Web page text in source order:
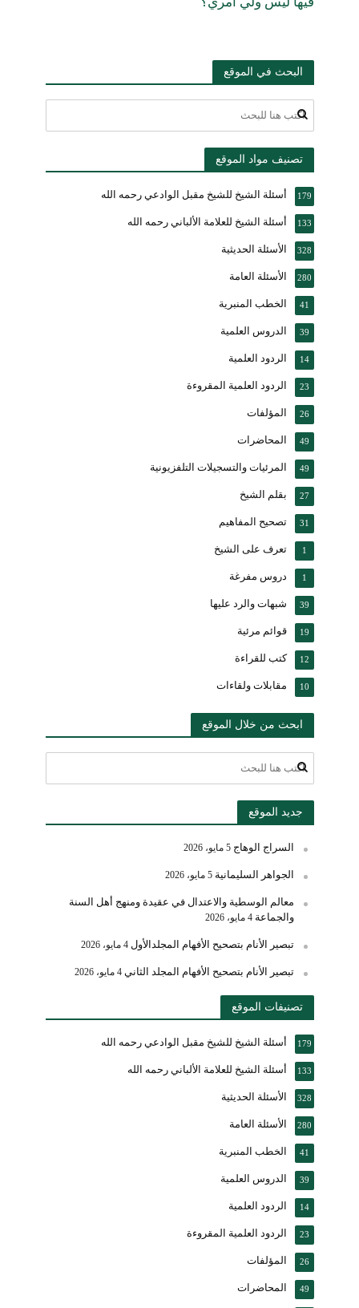
البحث في الموقع
تصنيف مواد الموقع
أسئلة الشيخ للشيخ مقبل الوادعي رحمه الله 179
أسئلة الشيخ للعلامة الألباني رحمه الله 133
الأسئلة الحديثية 328
الأسئلة العامة 280
الخطب المنبرية 41
الدروس العلمية 39
الردود العلمية 14
الردود العلمية المقروءة 23
المؤلفات 26
المحاضرات 49
المرئيات والتسجيلات التلفزيونية 49
بقلم الشيخ 27
تصحيح المفاهيم 31
تعرف على الشيخ 1
دروس مفرغة 1
شبهات والرد عليها 39
قوائم مرئية 19
كتب للقراءة 12
مقابلات ولقاءات 10
ابحث من خلال الموقع
جديد الموقع
السراج الوهاج 5 مايو، 2026
الجواهر السليمانية 5 مايو، 2026
معالم الوسطية والاعتدال في عقيدة ومنهج أهل السنة
والجماعة 4 مايو، 2026
تبصير الأنام بتصحيح الأفهام المجلدالأول 4 مايو، 2026
تبصير الأنام بتصحيح الأفهام المجلد الثاني 4 مايو، 2026
تصنيفات الموقع
أسئلة الشيخ للشيخ مقبل الوادعي رحمه الله 179
أسئلة الشيخ للعلامة الألباني رحمه الله 133
الأسئلة الحديثية 328
الأسئلة العامة 280
الخطب المنبرية 41
الدروس العلمية 39
الردود العلمية 14
الردود العلمية المقروءة 23
المؤلفات 26
المحاضرات 49